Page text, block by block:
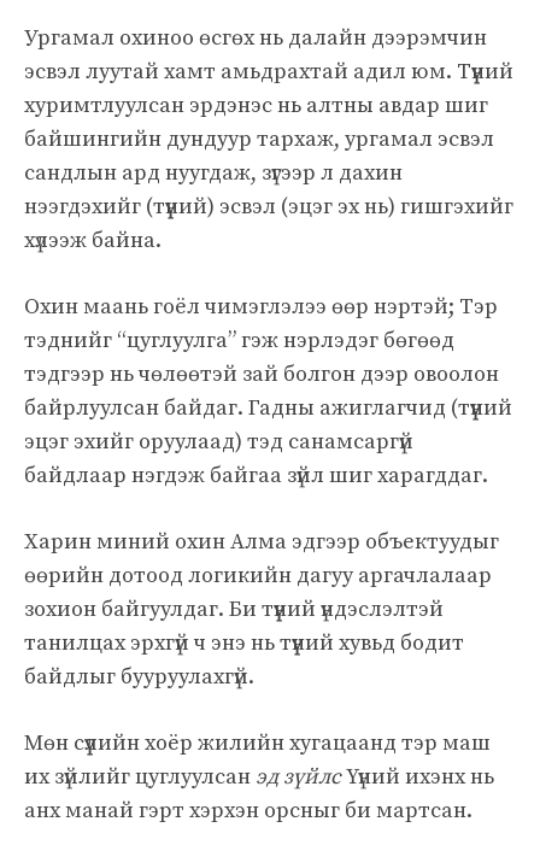
Ургамал охиноо өсгөх нь далайн дээрэмчин
эсвэл луутай хамт амьдрахтай адил юм. Түүний
хуримтлуулсан эрдэнэс нь алтны авдар шиг
байшингийн дундуур тархаж, ургамал эсвэл
сандлын ард нуугдаж, зүгээр л дахин
нээгдэхийг (түүний) эсвэл (эцэг эх нь) гишгэхийг
хүлээж байна.
Охин маань гоёл чимэглэлээ өөр нэртэй; Тэр
тэднийг “цуглуулга” гэж нэрлэдэг бөгөөд
тэдгээр нь чөлөөтэй зай болгон дээр овоолон
байрлуулсан байдаг. Гадны ажиглагчид (түүний
эцэг эхийг оруулаад) тэд санамсаргүй
байдлаар нэгдэж байгаа зүйл шиг харагддаг.
Харин миний охин Алма эдгээр объектуудыг
өөрийн дотоод логикийн дагуу аргачлалаар
зохион байгуулдаг. Би түүний үндэслэлтэй
танилцах эрхгүй ч энэ нь түүний хувьд бодит
байдлыг бууруулахгүй.
Мөн сүүлийн хоёр жилийн хугацаанд тэр маш
их зүйлийг цуглуулсан эд зүйлсҮүний ихэнх нь
анх манай гэрт хэрхэн орсныг би мартсан.